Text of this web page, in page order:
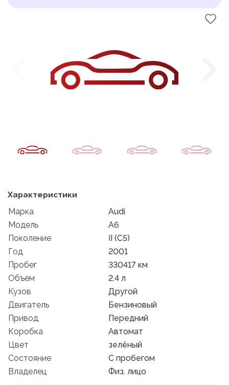
Характеристики
Марка
Audi
Модель
A6
Поколение
II (C5)
Год
2001
Пробег
330417 км
Объем
2.4 л
Кузов
Другой
Двигатель
Бензиновый
Привод
Передний
Коробка
Автомат
Цвет
зелёный
Состояние
C пробегом
Владелец
Физ. лицо